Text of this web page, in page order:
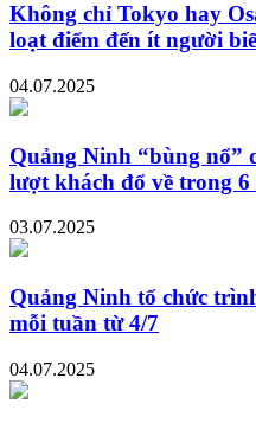
Không chỉ Tokyo hay
loạt điểm đến ít người
04.07.2025
Quảng Ninh “bùng nổ”
lượt khách đổ về trong 6
03.07.2025
Quảng Ninh tổ chức
mỗi tuần từ 4/7
04.07.2025